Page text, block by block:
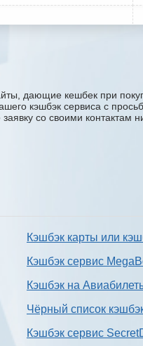
дающие кешбек при
кэшбэк сервиса с
со своими
Кэшбэк карты или
Кэшбэк сервис
Кэшбэк на
Чёрный список
Кэшбэк сервис